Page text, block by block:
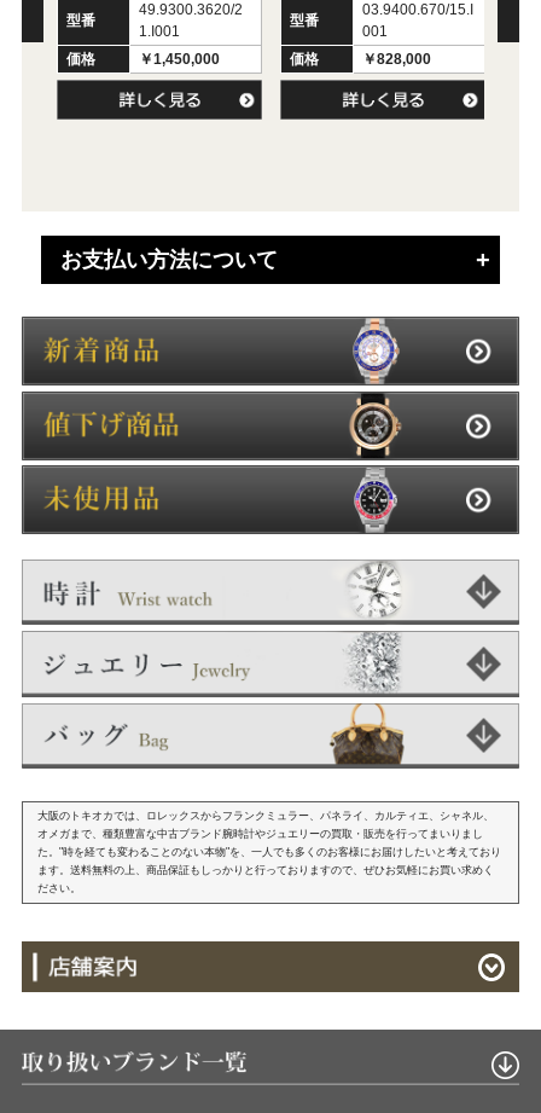
型番
49.9300.3620/2
1.I001
価格
￥1,450,000
型番
03.9400.670/15.I
001
価格
￥828,000
型番
お支払い方法について
大阪のトキオカでは、ロレックスからフランクミュラー、パネライ、カルティエ、シャネル、
オメガまで、種類豊富な中古ブランド腕時計やジュエリーの買取・販売を行ってまいりまし
た。"時を経ても変わることのない本物"を、一人でも多くのお客様にお届けしたいと考えており
ます。送料無料の上、商品保証もしっかりと行っておりますので、ぜひお気軽にお買い求めく
ださい。